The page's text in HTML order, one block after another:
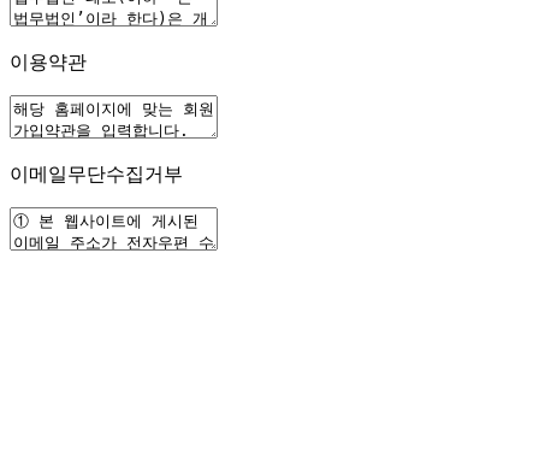
이용약관
이메일무단수집거부